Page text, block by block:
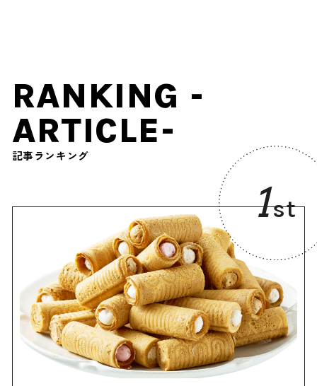
RANKING -
ARTICLE-
記事ランキング
1st